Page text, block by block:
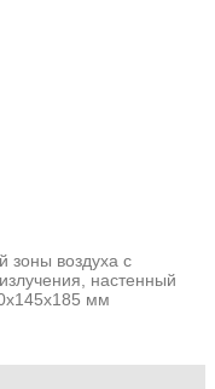
зоны воздуха с
настенный
мм